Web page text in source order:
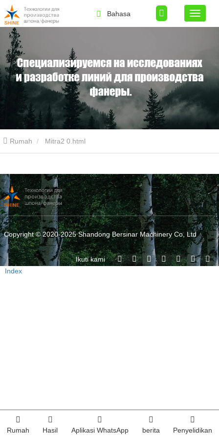
Bahasa
Rumah Mitra2 0.html
Copyright © 2020-2025 Shandong Bersinar Machinery Co, Ltd
Ikuti kami
Index
Rumah Hasil Aplikasi WhatsApp berita Penyelidikan